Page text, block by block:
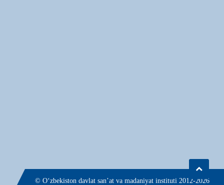
© О‘zbekiston davlat san’at va madaniyat instituti 2012-2026